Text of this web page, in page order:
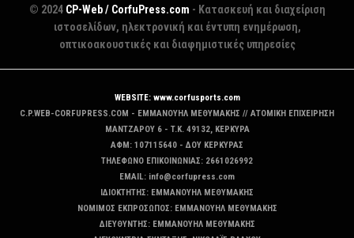
© 2024 CP-Web / CorfuPress.com - Κατασκευή και διαχείριση
ιστοσελίδων, ηλεκτρονική και έντυπη ενημέρωση,
οπτικοακουστικές και διαφημιστικές υπηρεσίες
WEBSITE: www.corfusports.com
C.P.WEB-CORFUPRESS.COM - ΕΜΜΑΝΟΥΗΛ ΜΕΘΥΜΑΚΗΣ // ΑΤΟΜΙΚΗ ΕΠΙΧΕΙΡΗΣΗ
MANTZAΡΟΥ 6 - T.K. 49132, ΚΕΡΚΥΡΑ
ΑΦΜ: 107115640 - ΔΟΥ ΚΕΡΚΥΡΑΣ
ΤΗΛΕΦΩΝΟ ΕΠΙΚΟΙΝΩΝΙΑΣ: 2661026992
EMAIL: info@corfupress.com
ΙΔΙΟΚΤΗΤΗΣ: EMMANOYΗΛ ΜΕΘΥΜΑΚΗΣ
ΝΟΜΙΜΟΣ ΕΚΠΡΟΣΩΠΟΣ: EMMANOYΗΛ ΜΕΘΥΜΑΚΗΣ
ΔΙΕΥΘΥΝΤΗΣ: EMMANOYΗΛ ΜΕΘΥΜΑΚΗΣ